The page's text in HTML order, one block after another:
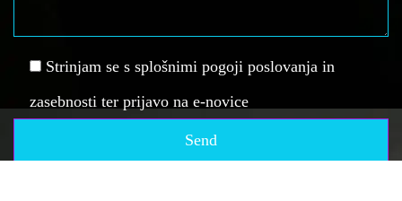
Strinjam se s splošnimi pogoji poslovanja in
zasebnosti ter prijavo na e-novice